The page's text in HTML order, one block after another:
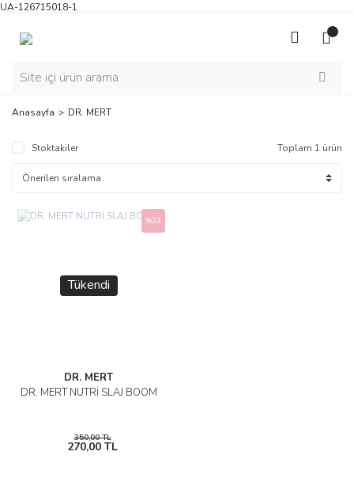
UA-126715018-1
Anasayfa DR. MERT
Stoktakiler Toplam 1 ürün
Tükendi
DR. MERT
DR. MERT NUTRİ SLAJ BOOM
%23
350,00 TL
270,00 TL